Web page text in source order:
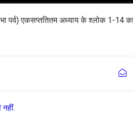
पर्व) एकसप्ततितम अध्याय के श्लोक 1-14
नहीं.